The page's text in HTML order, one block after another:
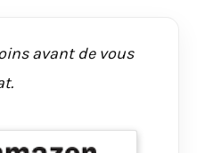
caméra.
30 M DE
avant de vous